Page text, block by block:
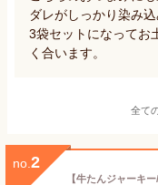
ダレがしっかり染み
3袋セットになってお
く合います。
全て
no. 2